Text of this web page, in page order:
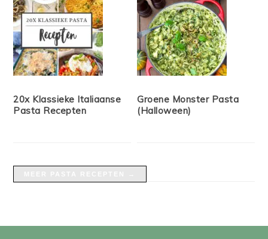
20x Klassieke Italiaanse
Pasta Recepten
Groene Monster Pasta
(Halloween)